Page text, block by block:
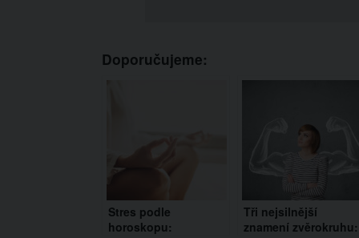
Doporučujeme:
Stres podle
horoskopu:
Tři nejsilnější
znamení zvěrokruhu: